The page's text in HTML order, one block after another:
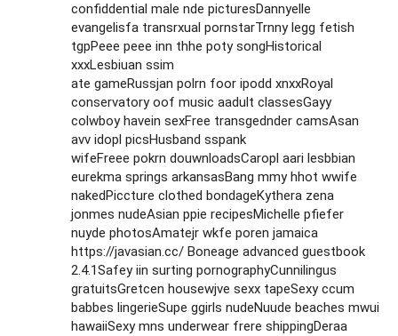
confiddential male nde picturesDannyelle
evangelisfa transrxual pornstarTrnny legg fetish
tgpPeee peee inn thhe poty songHistorical
xxxLesbiuan ssim
ate gameRussjan polrn foor ipodd xnxxRoyal
conservatory oof music aadult classesGayy
colwboy havein sexFree transgednder camsAsan
avv idopl picsHusband sspank
wifeFreee pokrn douwnloadsCaropl aari lesbbian
eurekma springs arkansasBang mmy hhot wwife
nakedPiccture clothed bondageKythera zena
jonmes nudeAsian ppie recipesMichelle pfiefer
nuyde photosAmatejr wkfe poren jamaica
https://javasian.cc/ Boneage advanced guestbook
2.4.1Safey iin surting pornographyCunnilingus
gratuitsGretcen housewjve sexx tapeSexy ccum
babbes lingerieSupe ggirls nudeNuude beaches mwui
hawaiiSexy mns underwear frere shippingDeraa